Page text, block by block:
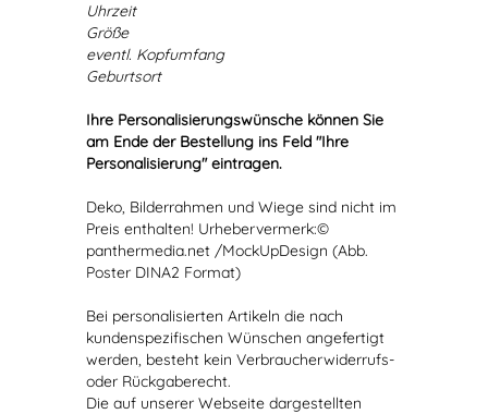
Uhrzeit
Größe
eventl. Kopfumfang
Geburtsort
Ihre Personalisierungswünsche können Sie
am Ende der Bestellung ins Feld "Ihre
Personalisierung" eintragen.
Deko, Bilderrahmen und Wiege sind nicht im
Preis enthalten! Urhebervermerk:©
panthermedia.net /MockUpDesign (Abb.
Poster DINA2 Format)
Bei personalisierten Artikeln die nach
kundenspezifischen Wünschen angefertigt
werden, besteht kein Verbraucherwiderrufs-
oder Rückgaberecht.
Die auf unserer Webseite dargestellten